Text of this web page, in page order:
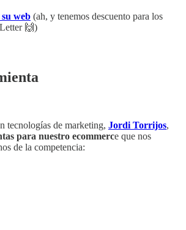
web (ah, y tenemos descuento para los
🙌)
tecnologías de marketing, Jordi Torrijos,
para nuestro ecommerce que nos
de la competencia: